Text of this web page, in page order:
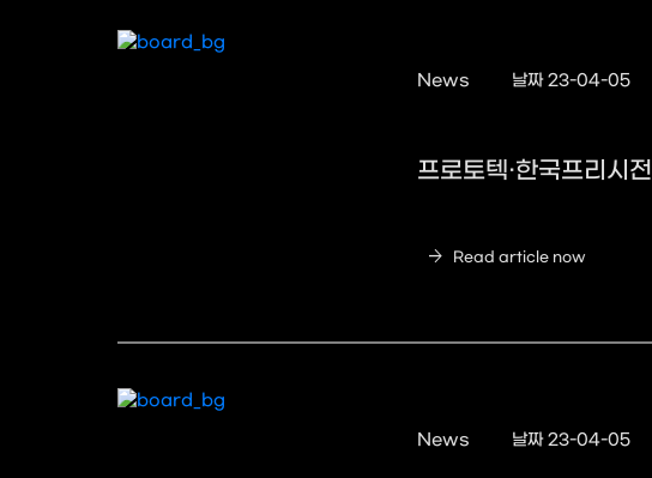
News 날짜 23-04-05
프로토텍·한국프리시
arrow_forward Read article now
News 날짜 23-04-05